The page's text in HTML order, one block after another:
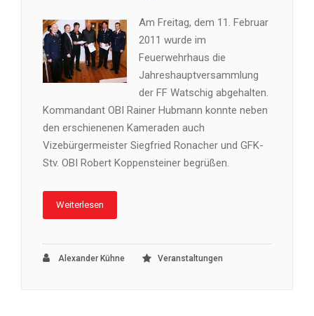
Am Freitag, dem 11. Februar
2011 wurde im
Feuerwehrhaus die
Jahreshauptversammlung
der FF Watschig abgehalten.
Kommandant OBI Rainer Hubmann konnte neben
den erschienenen Kameraden auch
Vizebürgermeister Siegfried Ronacher und GFK-
Stv. OBI Robert Koppensteiner begrüßen.
Weiterlesen
Alexander Kühne Veranstaltungen